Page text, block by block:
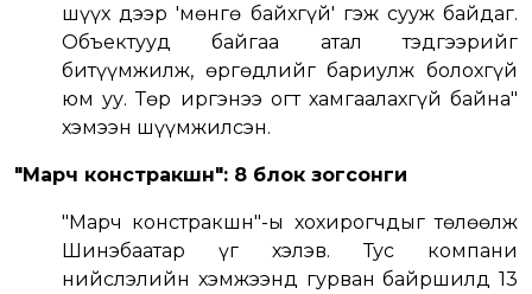
шүүх дээр 'мөнгө байхгүй' гэж сууж байдаг.
Объектууд байгаа атал тэдгээрийг
битүүмжилж, өргөдлийг бариулж болохгүй
юм уу. Төр иргэнээ огт хамгаалахгүй байна"
хэмээн шүүмжилсэн.
"Марч констракшн": 8 блок зогсонги
"Марч констракшн"-ы хохирогчдыг төлөөлж
Шинэбаатар үг хэлэв. Тус компани
нийслэлийн хэмжээнд гурван байршилд 13